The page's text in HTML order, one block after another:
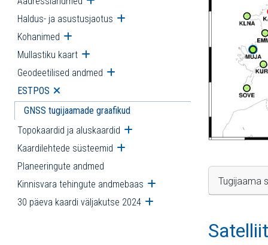
Haldus- ja asustusjaotus Ava alammenüü
Kohanimed Ava alammenüü
Mullastiku kaart Ava alammenüü
Geodeetilised andmed Ava alammenüü
ESTPOS Ava alammenüü
GNSS tugijaamade graafikud
Topokaardid ja aluskaardid Ava alammenüü
Kaardilehtede süsteemid Ava alammenüü
Planeeringute andmed
Kinnisvara tehingute andmebaas Ava alammenüü
30 päeva kaardi väljakutse 2024 Ava alammenüü
Tugijaama